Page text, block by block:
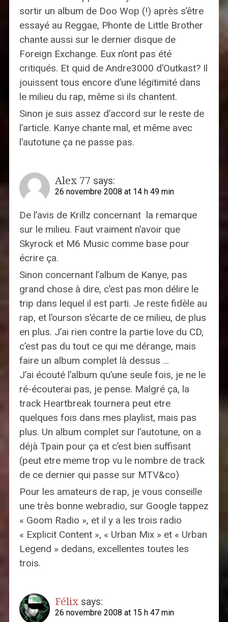
sortir un album de Doo Wop (!) après s’être
essayé au Reggae, Phonte de Little Brother
chante aussi sur le dernier disque de
Foreign Exchange. Eux n’ont pas été
critiqués. Et quid de Andre3000 d’Outkast? Il
jouissent tous encore d’une légitimité dans
le milieu du rap, même si ils chantent.
Sinon je suis assez d’accord sur le reste de
l’article. Kanye chante mal, et même avec
l’autotune ça ne passe pas.
Alex 77 says:
26 novembre 2008 at 14 h 49 min
De l’avis de Krillz concernant la remarque
sur le milieu. Faut vraiment n’avoir que
Skyrock et M6 Music comme base pour
écrire ça.
Sinon concernant l’album de Kanye, pas
grand chose à dire, c’est pas mon délire le
trip dans lequel il est parti. Je reste fidèle au
rap, et l’ourson s’écarte de ce milieu, de plus
en plus. J’ai rien contre la partie love du CD,
c’est pas du tout ce qui me dérange, mais
faire un album complet là dessus …
J’ai écouté l’album qu’une seule fois, je ne le
ré-écouterai pas, je pense. Malgré ça, la
track Heartbreak tournera peut etre
quelques fois dans mes playlist, mais pas
plus. Un album complet sur l’autotune, on a
déjà Tpain pour ça et c’est bien suffisant
(peut etre meme trop vu le nombre de track
de ce dernier qui passe sur MTV&co)
Pour les amateurs de rap, je vous conseille
une très bonne webradio, sur Google tappez
« Goom Radio », et il y a les trois radio
« Explicit Content », « Urban Mix » et « Urban
Legend » dedans, excellentes toutes les
trois.
Félix says:
26 novembre 2008 at 15 h 47 min